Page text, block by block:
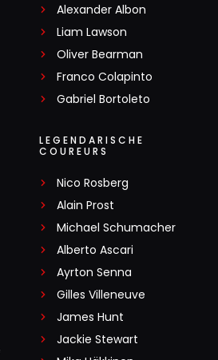
Alexander Albon
Liam Lawson
Oliver Bearman
Franco Colapinto
Gabriel Bortoleto
LEGENDARISCHE
COUREURS
Nico Rosberg
Alain Prost
Michael Schumacher
Alberto Ascari
Ayrton Senna
Gilles Villeneuve
James Hunt
Jackie Stewart